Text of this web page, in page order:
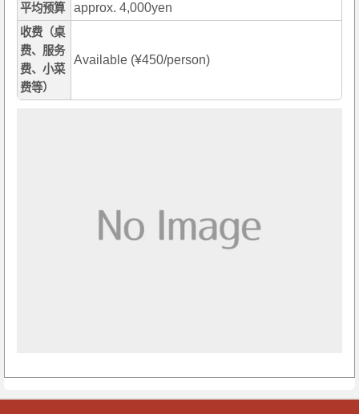
平均预算 approx. 4,000yen
收费（桌
费、服务
费、小菜
费等）
Available (¥450/person)